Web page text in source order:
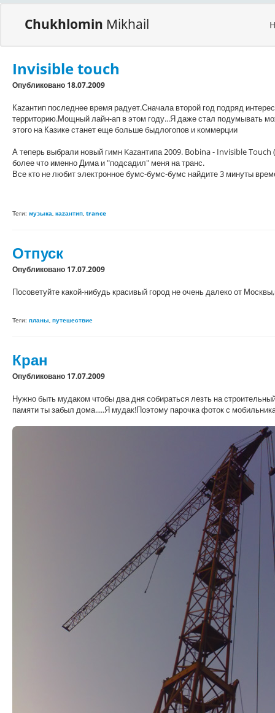
Chukhlomin Mikhail
Invisible touch
Опубликовано 18.07.2009
Каzантип последнее время радует.Сначала второй год подряд
территорию.Мощный лайн-ап в этом году...Я даже стал подумывать
этого на Казике станет еще больше быдлогопов и коммерции
А теперь выбрали новый гимн Kazантипа 2009. Bobina - Invisible
более что именно Димаи "подсадил" меня на транс.
Все кто не любит электронное бумс-бумс-бумс найдите 3 минуты
Теги: музыка, каzантип, trance
Отпуск
Опубликовано 17.07.2009
Посоветуйте какой-нибудь красивый город не очень далеко от
Теги: планы, путешествие
Кран
Опубликовано 17.07.2009
Нужно быть мудаком чтобы два дня собираться лезть на
памяти ты забыл дома.....Я мудак!Поэтому парочка фоток с